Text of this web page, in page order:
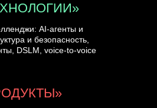
AI-агенты и
и безопасность,
DSLM, voice-to-voice